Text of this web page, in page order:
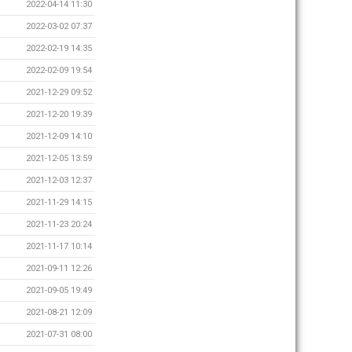
2022-04-14 11:30
2022-03-02 07:37
2022-02-19 14:35
2022-02-09 19:54
2021-12-29 09:52
2021-12-20 19:39
2021-12-09 14:10
2021-12-05 13:59
2021-12-03 12:37
2021-11-29 14:15
2021-11-23 20:24
2021-11-17 10:14
2021-09-11 12:26
2021-09-05 19:49
2021-08-21 12:09
2021-07-31 08:00